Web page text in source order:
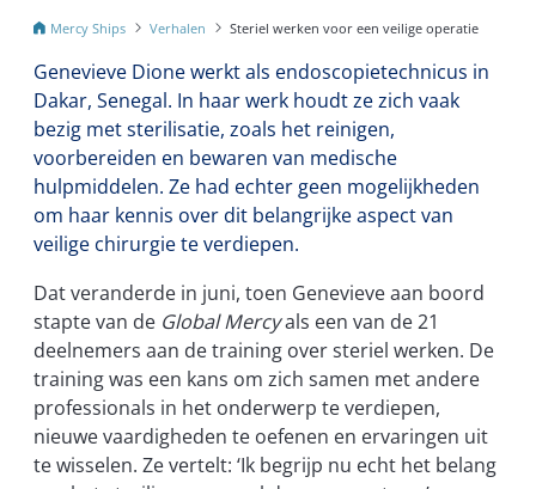
Mercy Ships Verhalen Steriel werken voor een veilige operatie
Genevieve Dione werkt als endoscopietechnicus in
Dakar, Senegal. In haar werk houdt ze zich vaak
bezig met sterilisatie, zoals het reinigen,
voorbereiden en bewaren van medische
hulpmiddelen. Ze had echter geen mogelijkheden
om haar kennis over dit belangrijke aspect van
veilige chirurgie te verdiepen.
Dat veranderde in juni, toen Genevieve aan boord
stapte van de Global Mercyals een van de 21
deelnemers aan de training over steriel werken. De
training was een kans om zich samen met andere
professionals in het onderwerp te verdiepen,
nieuwe vaardigheden te oefenen en ervaringen uit
te wisselen. Ze vertelt: ‘Ik begrijp nu echt het belang